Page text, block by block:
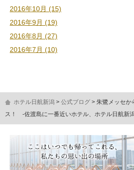
2016年10月 (15)
2016年9月 (19)
2016年8月 (27)
2016年7月 (10)
ホテル日航新潟 公式ブログ
朱鷺メッセか
ス！ -佐渡島に一番近いホテル、ホテル日航新